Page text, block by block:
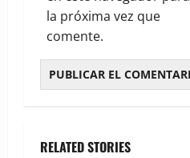
la próxima vez que
comente.
RELATED STORIES